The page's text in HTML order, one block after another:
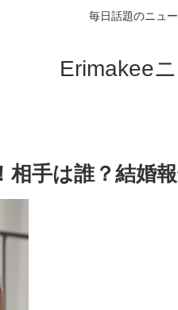
毎日話題のニュ
Erimakee
手は誰？結婚